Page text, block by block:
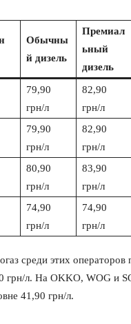
Обычны
й дизель
Премиал
ьный
дизель
79,90
грн/л
82,90
грн/л
79,90
грн/л
82,90
грн/л
80,90
грн/л
83,90
грн/л
74,90
грн/л
74,90
грн/л
среди этих операторов
л. На OKKO, WOG и
41,90 грн/л.